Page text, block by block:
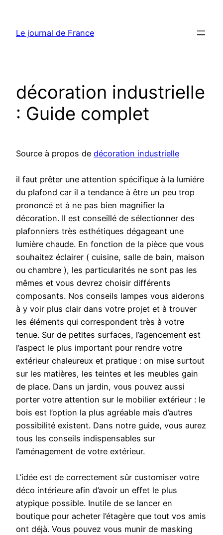
contenu
Le journal de France
décoration industrielle
: Guide complet
Source à propos de décoration industrielle
il faut prêter une attention spécifique à la lumiére
du plafond car il a tendance à être un peu trop
prononcé et à ne pas bien magnifier la
décoration. Il est conseillé de sélectionner des
plafonniers très esthétiques dégageant une
lumière chaude. En fonction de la pièce que vous
souhaitez éclairer ( cuisine, salle de bain, maison
ou chambre ), les particularités ne sont pas les
mêmes et vous devrez choisir différents
composants. Nos conseils lampes vous aiderons
à y voir plus clair dans votre projet et à trouver
les éléments qui correspondent très à votre
tenue. Sur de petites surfaces, l’agencement est
l’aspect le plus important pour rendre votre
extérieur chaleureux et pratique : on mise surtout
sur les matières, les teintes et les meubles gain
de place. Dans un jardin, vous pouvez aussi
porter votre attention sur le mobilier extérieur : le
bois est l’option la plus agréable mais d’autres
possibilité existent. Dans notre guide, vous aurez
tous les conseils indispensables sur
l’aménagement de votre extérieur.
L’idée est de correctement sûr customiser votre
déco intérieure afin d’avoir un effet le plus
atypique possible. Inutile de se lancer en
boutique pour acheter l’étagère que tout vos amis
ont déjà. Vous pouvez vous munir de masking